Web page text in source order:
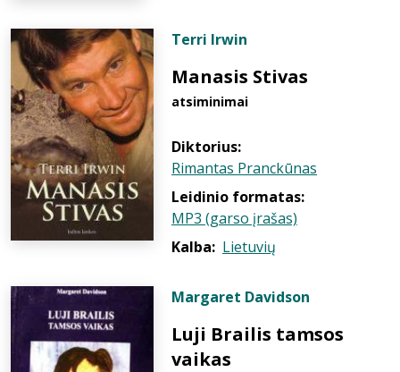
Terri Irwin
Manasis Stivas
atsiminimai
Diktorius:
Rimantas Pranckūnas
Leidinio formatas:
MP3 (garso įrašas)
Kalba: Lietuvių
Margaret Davidson
Luji Brailis tamsos
vaikas